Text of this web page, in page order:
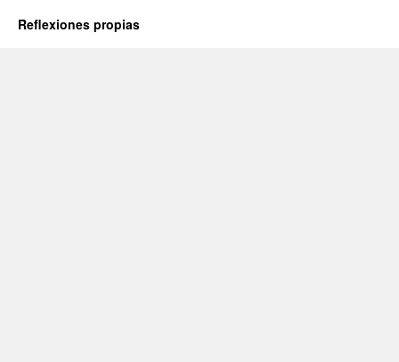
Reflexiones propias